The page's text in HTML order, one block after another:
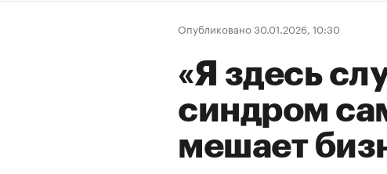
Рынок наличной валюты
Опубликовано 30.01.2026, 10:30
«Я здесь
синдром
мешает